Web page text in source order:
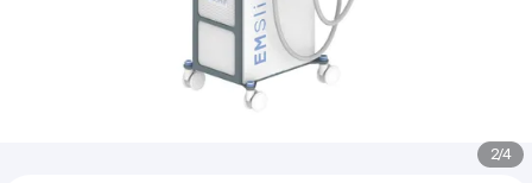
2/4